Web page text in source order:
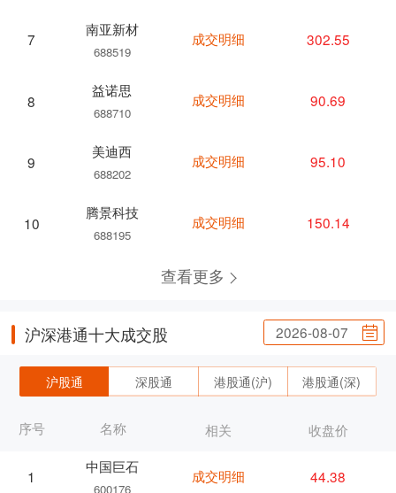
7
南亚新材
688519
8
益诺思
688710
9
美迪西
688202
10
腾景科技
688195
成交明细 302.55
成交明细 90.69
成交明细 95.10
成交明细 150.14
查看更多
沪深港通十大成交股 2026-08-07
沪股通 深股通 港股通(沪) 港股通(深)
序号 名称
1
中国巨石
600176
相关 收盘价
成交明细 44.38